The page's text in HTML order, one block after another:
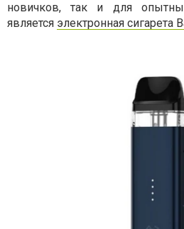
новичков, так и для
является электронная сигарета